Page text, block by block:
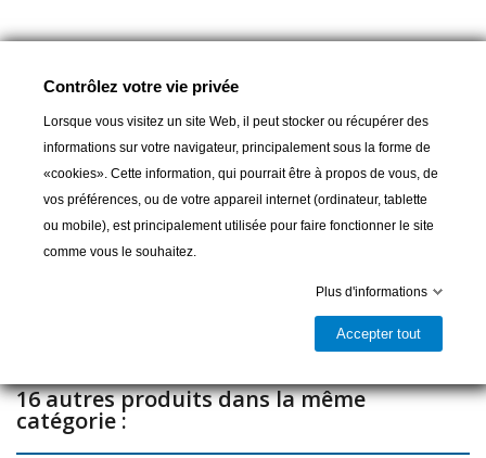
Livrable et disponible en magasin
16 autres produits dans la même
catégorie :
Contrôlez votre vie privée
Lorsque vous visitez un site Web, il peut stocker ou récupérer des
informations sur votre navigateur, principalement sous la forme de
«cookies». Cette information, qui pourrait être à propos de vous, de
vos préférences, ou de votre appareil internet (ordinateur, tablette
ou mobile), est principalement utilisée pour faire fonctionner le site
comme vous le souhaitez.
Plus d'informations
Accepter tout